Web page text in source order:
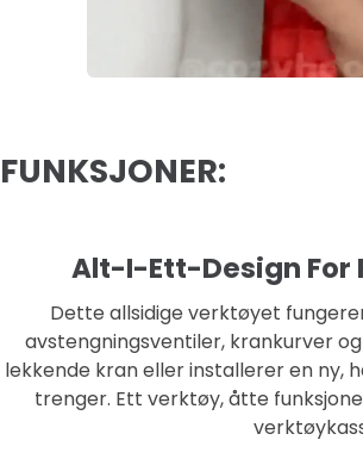
FUNKSJONER:
Alt-I-Ett-Design For
Dette allsidige verktøyet
avstengningsventiler, krankurver
lekkende kran eller installerer en ny,
trenger. Ett verktøy, åtte